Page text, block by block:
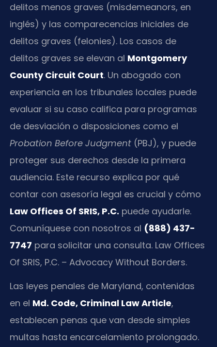
delitos menos graves (misdemeanors, en
inglés) y las comparecencias iniciales de
delitos graves (felonies). Los casos de
delitos graves se elevan al Montgomery
County Circuit Court. Un abogado con
experiencia en los tribunales locales puede
evaluar si su caso califica para programas
de desviación o disposiciones como el
Probation Before Judgment (PBJ), y puede
proteger sus derechos desde la primera
audiencia. Este recurso explica por qué
contar con asesoría legal es crucial y cómo
Law Offices Of SRIS, P.C. puede ayudarle.
Comuníquese con nosotros al (888) 437-
7747 para solicitar una consulta. Law Offices
Of SRIS, P.C. – Advocacy Without Borders.
Las leyes penales de Maryland, contenidas
en el Md. Code, Criminal Law Article,
establecen penas que van desde simples
multas hasta encarcelamiento prolongado.